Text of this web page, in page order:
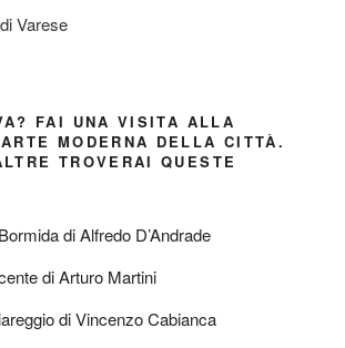
Varese
FAI UNA VISITA ALLA
MODERNA DELLA CITTÀ.
TROVERAI QUESTE
di Alfredo D’Andrade
di Arturo Martini
di Vincenzo Cabianca